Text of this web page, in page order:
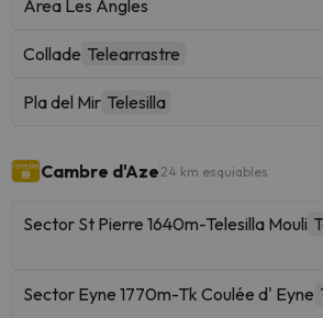
Area Les Angles
Collade Telearrastre
Pla del Mir Telesilla
Cambre d'Aze 24 km esquiables
Sector St Pierre 1640m-Telesilla Mouli
Sector Eyne 1770m-Tk Coulée d' Eyne